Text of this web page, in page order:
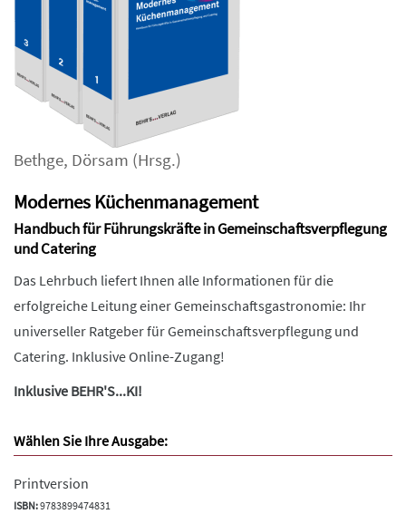
Bethge, Dörsam (Hrsg.)
Modernes Küchenmanagement
Handbuch für Führungskräfte in Gemeinschaftsverpflegung
und Catering
Das Lehrbuch liefert Ihnen alle Informationen für die
erfolgreiche Leitung einer Gemeinschaftsgastronomie: Ihr
universeller Ratgeber für Gemeinschaftsverpflegung und
Catering. Inklusive Online-Zugang!
Inklusive BEHR'S...KI!
Wählen Sie Ihre Ausgabe:
Printversion
ISBN:9783899474831